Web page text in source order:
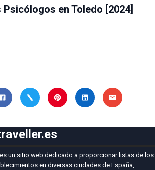
en Toledo [2024]
un sitio web dedicado a proporcionar listas de los
en diversas ciudades de España,